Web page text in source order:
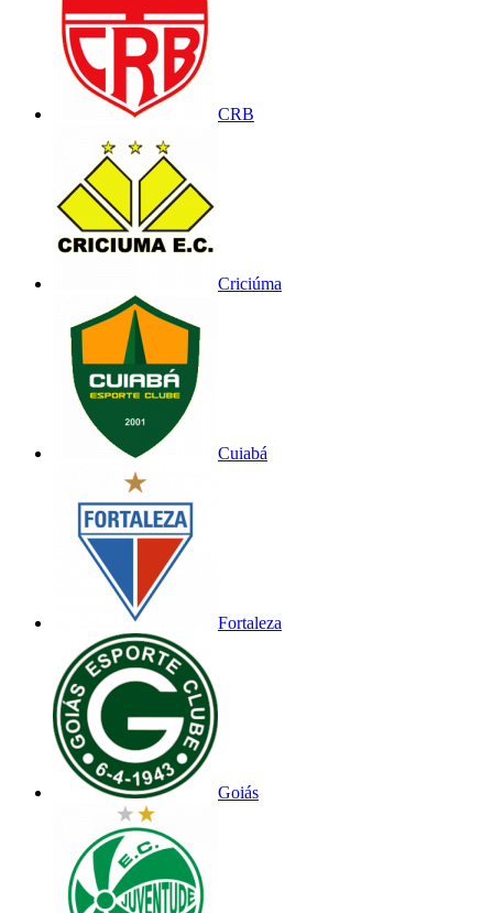
CRB
Criciúma
Cuiabá
Fortaleza
Goiás